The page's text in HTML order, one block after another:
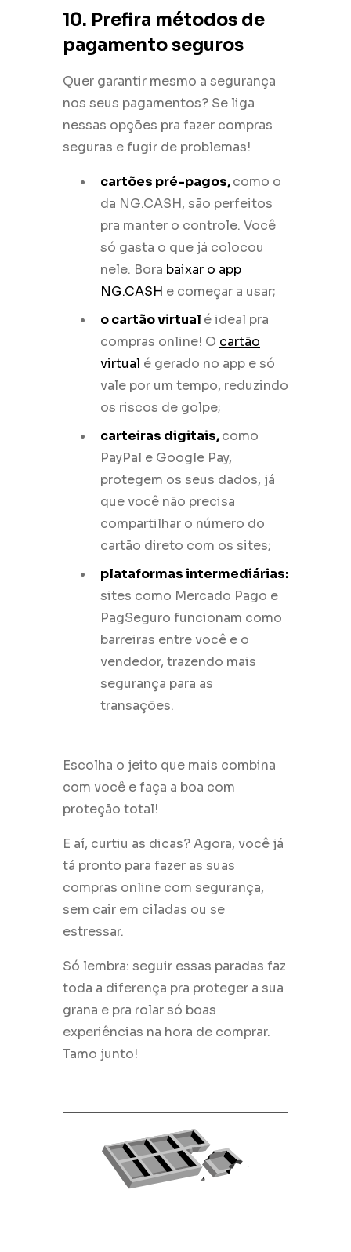
10. Prefira métodos de
pagamento seguros
Quer garantir mesmo a segurança
nos seus pagamentos? Se liga
nessas opções pra fazer compras
seguras e fugir de problemas!
cartões pré-pagos,como o
da NG.CASH, são perfeitos
pra manter o controle. Você
só gasta o que já colocou
nele. Bora baixar o app
NG.CASH e começar a usar;
o cartão virtual é ideal pra
compras online! O cartão
virtual é gerado no app e só
vale por um tempo, reduzindo
os riscos de golpe;
carteiras digitais,como
PayPal e Google Pay,
protegem os seus dados, já
que você não precisa
compartilhar o número do
cartão direto com os sites;
plataformas intermediárias:
sites como Mercado Pago e
PagSeguro funcionam como
barreiras entre você e o
vendedor, trazendo mais
segurança para as
transações.
Escolha o jeito que mais combina
com você e faça a boa com
proteção total!
E aí, curtiu as dicas? Agora, você já
tá pronto para fazer as suas
compras online com segurança,
sem cair em ciladas ou se
estressar.
Só lembra: seguir essas paradas faz
toda a diferença pra proteger a sua
grana e pra rolar só boas
experiências na hora de comprar.
Tamo junto!